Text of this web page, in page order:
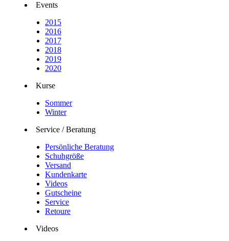
Events
2015
2016
2017
2018
2019
2020
Kurse
Sommer
Winter
Service / Beratung
Persönliche Beratung
Schuhgröße
Versand
Kundenkarte
Videos
Gutscheine
Service
Retoure
Videos